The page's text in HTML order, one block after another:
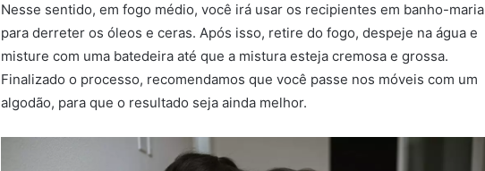
Nesse sentido, em fogo médio, você irá usar os recipientes em banho-maria
para derreter os óleos e ceras. Após isso, retire do fogo, despeje na água e
misture com uma batedeira até que a mistura esteja cremosa e grossa.
Finalizado o processo, recomendamos que você passe nos móveis com um
algodão, para que o resultado seja ainda melhor.